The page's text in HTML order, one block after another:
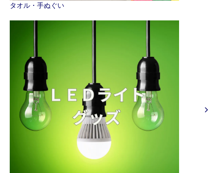
タオル・手ぬぐい